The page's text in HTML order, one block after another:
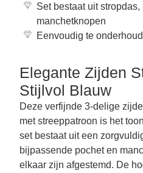
Set bestaat uit stropdas,
manchetknopen
Eenvoudig te
Elegante Zijden
Stijlvol Blauw
Deze verfijnde 3-delige
met streeppatroon is het
set bestaat uit een
bijpassende pochet en
elkaar zijn afgestemd. De